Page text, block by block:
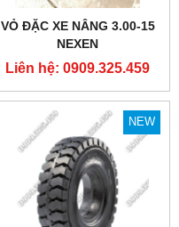
VỎ ĐẶC XE NÂNG 3.00-15
NEXEN
Liên hệ: 0909.325.459
NEW